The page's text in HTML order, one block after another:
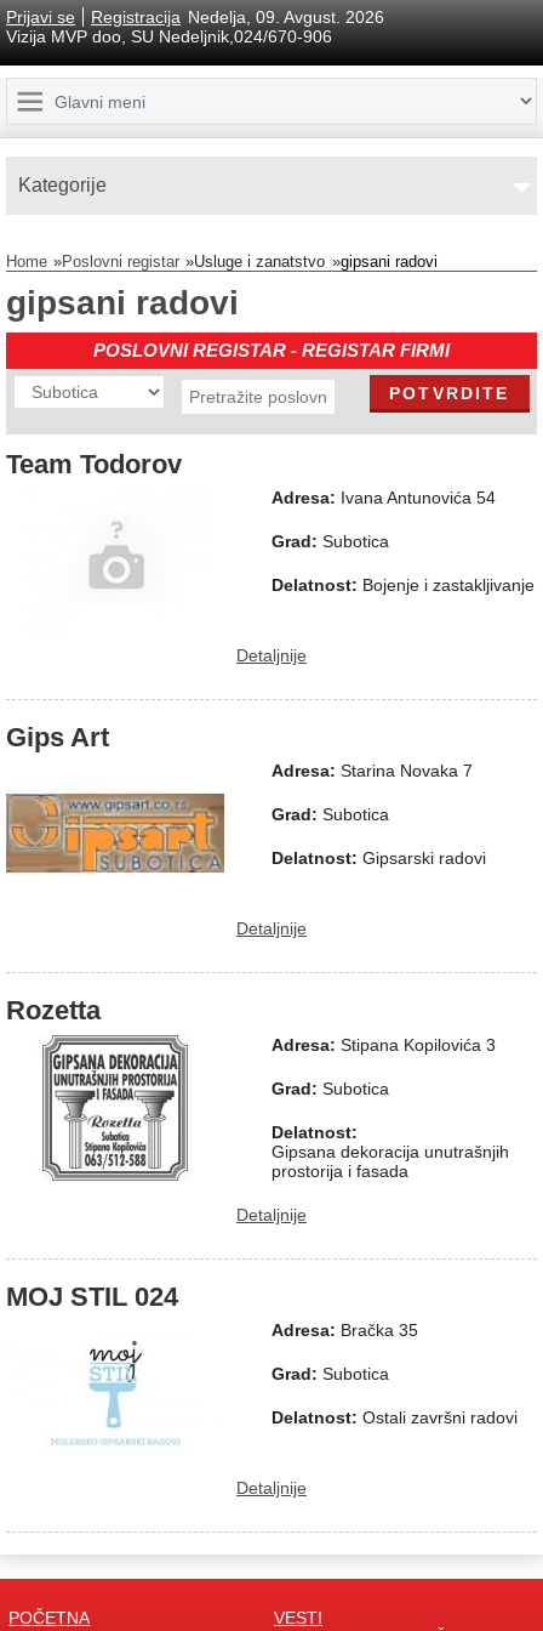
Prijavi se Registracija Nedelja, 09. Avgust. 2026
Vizija MVP doo, SU Nedeljnik,024/670-906
Home Poslovni registar Usluge i zanatstvo gipsani radovi
gipsani radovi
POSLOVNI REGISTAR - REGISTAR FIRMI
Team Todorov
Adresa: Ivana Antunovića 54
Grad: Subotica
Delatnost: Bojenje i zastakljivanje
Detaljnije
Gips Art
Adresa: Starina Novaka 7
Grad: Subotica
Delatnost: Gipsarski radovi
Detaljnije
Rozetta
Adresa: Stipana Kopilovića 3
Grad: Subotica
Delatnost:
Gipsana dekoracija unutrašnjih
prostorija i fasada
Detaljnije
MOJ STIL 024
Adresa: Bračka 35
Grad: Subotica
Delatnost: Ostali završni radovi
Detaljnije
Kаtegorije
POČETNA
VESTI